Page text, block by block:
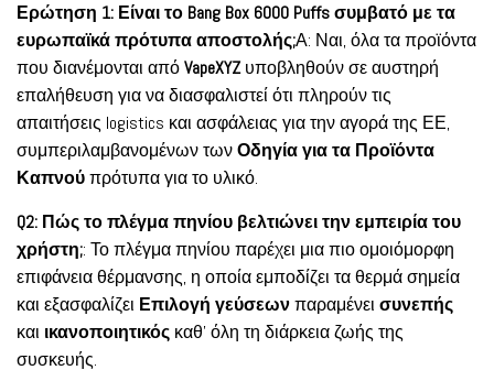
Ερώτηση 1: Είναι το Bang Box 6000 Puffs συμβατό με τα
ευρωπαϊκά πρότυπα αποστολής;Α: Ναι, όλα τα προϊόντα
που διανέμονται απόVapeXYZυποβληθούν σε αυστηρή
επαλήθευση για να διασφαλιστεί ότι πληρούν τις
απαιτήσεις logistics και ασφάλειας για την αγορά της ΕΕ,
συμπεριλαμβανομένων τωνΟδηγία για τα Προϊόντα
Καπνούπρότυπα για το υλικό.
Q2: Πώς το πλέγμα πηνίου βελτιώνει την εμπειρία του
χρήστη;: Το πλέγμα πηνίου παρέχει μια πιο ομοιόμορφη
επιφάνεια θέρμανσης, η οποία εμποδίζει τα θερμά σημεία
και εξασφαλίζει Επιλογή γεύσεωνπαραμένει συνεπής
και ικανοποιητικός καθ' όλη τη διάρκεια ζωής της
συσκευής.